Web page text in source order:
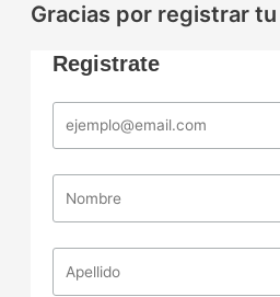
Gracias por registrar
Registrate